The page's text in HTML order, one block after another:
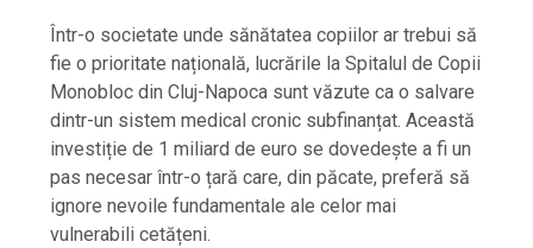
Într-o societate unde sănătatea copiilor ar trebui să
fie o prioritate națională, lucrările la Spitalul de Copii
Monobloc din Cluj-Napoca sunt văzute ca o salvare
dintr-un sistem medical cronic subfinanțat. Această
investiție de 1 miliard de euro se dovedește a fi un
pas necesar într-o țară care, din păcate, preferă să
ignore nevoile fundamentale ale celor mai
vulnerabili cetățeni.